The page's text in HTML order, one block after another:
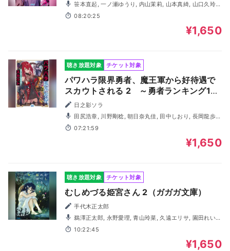
笹本直起, 一ノ瀬ゆうり, 内山茉莉, 山本真綺, 山口久玲
愛, 鈴木悠生, 古岡祐樹, 森浦啓悟, 水上慶, 坂東琴乃
08:20:25
¥1,650
聴き放題対象 チケット対象
パワハラ限界勇者、魔王軍から好待遇で
スカウトされる 2 ～勇者ランキング1位
なのに手取りがゴミ過ぎて生活できませ
ん～ （ガガガ文庫）
日之影ソラ
伏見はる香, 東條達也, 笹本直起, 一宮麗, 江田拓寛
07:21:59
¥1,650
聴き放題対象 チケット対象
むしめづる姫宮さん 2（ガガガ文庫）
手代木正太郎
鵜澤正太郎, 永野愛理, 青山玲菜, 久遠エリサ, 園田れい,
中井美琴, 日菜, 小川華果, 笹本直起, こばたけまさふみ, おぎ
たえりこ
10:22:45
¥1,650